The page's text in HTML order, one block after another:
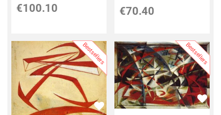
€100.10 €70.40
Bestsellers Bestsellers